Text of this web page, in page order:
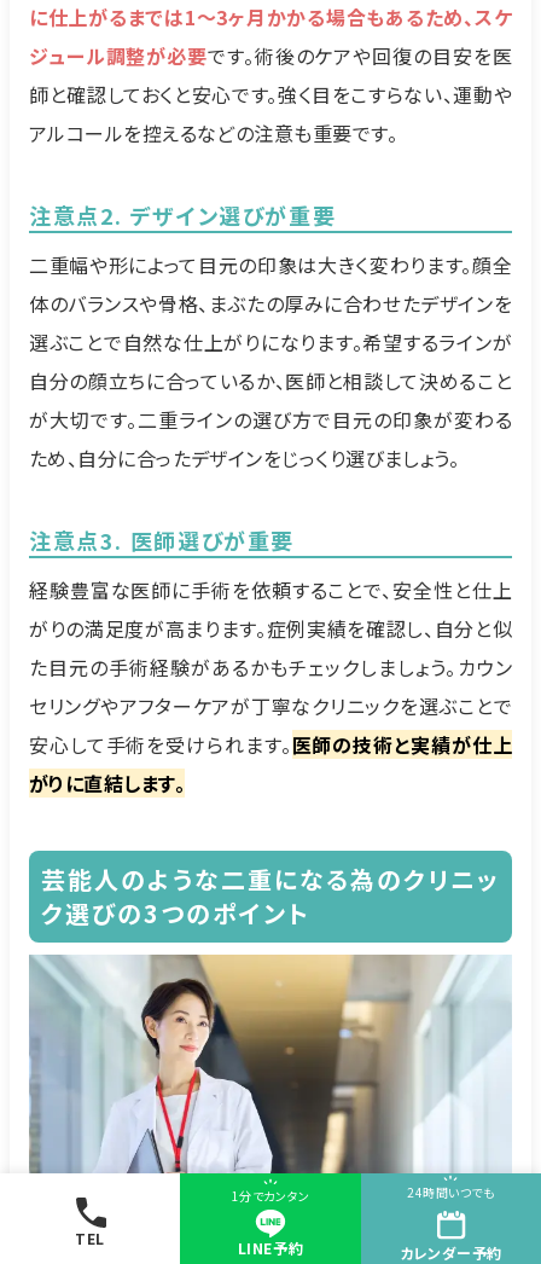
TEL
1分でカンタン
LINE予約
24時間いつでも
カレンダー予約
に仕上がるまでは1〜3ヶ月かかる場合もあるため、スケ
ジュール調整が必要です。術後のケアや回復の目安を医
師と確認しておくと安心です。強く目をこすらない、運動や
アルコールを控えるなどの注意も重要です。
注意点2. デザイン選びが重要
二重幅や形によって目元の印象は大きく変わります。顔全
体のバランスや骨格、まぶたの厚みに合わせたデザインを
選ぶことで自然な仕上がりになります。希望するラインが
自分の顔立ちに合っているか、医師と相談して決めること
が大切です。二重ラインの選び方で目元の印象が変わる
ため、自分に合ったデザインをじっくり選びましょう。
注意点3. 医師選びが重要
経験豊富な医師に手術を依頼することで、安全性と仕上
がりの満足度が高まります。症例実績を確認し、自分と似
た目元の手術経験があるかもチェックしましょう。カウン
セリングやアフターケアが丁寧なクリニックを選ぶことで
安心して手術を受けられます。医師の技術と実績が仕上
がりに直結します。
芸能人のような二重になる為のクリニッ
ク選びの3つのポイント